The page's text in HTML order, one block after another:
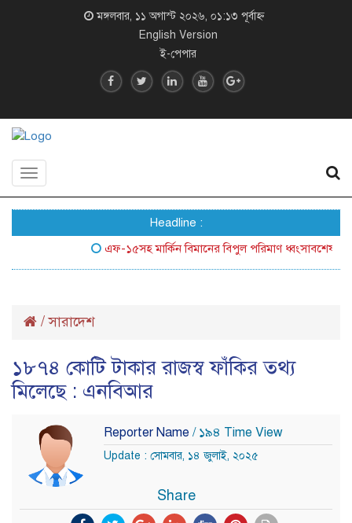
মঙ্গলবার, ১১ অগাস্ট ২০২৬, ০১:১৩ পূর্বাহ্ন
English Version
ই-পেপার
Toggle
Headline :
এফ-১৫সহ মার্কিন বিমানের বিপুল পরিমাণ ধ্বংসাবশেষ
/সারাদেশ
১৮৭৪ কোটি টাকার রাজস্ব ফাঁকির তথ্য
মিলেছে : এনবিআর
Reporter Name / ১৯৪ Time View
Update : সোমবার, ১৪ জুলাই, ২০২৫
Share